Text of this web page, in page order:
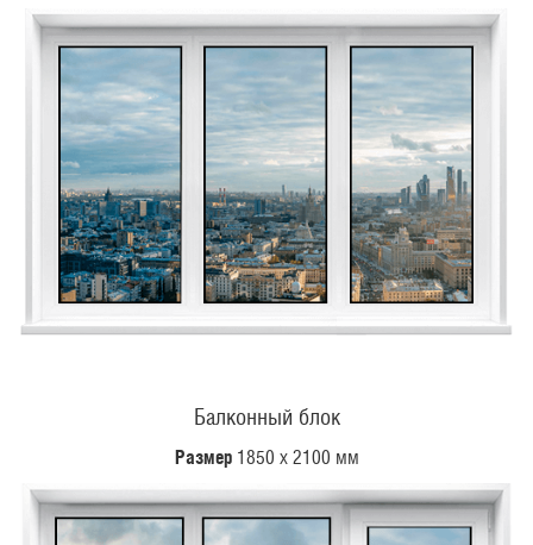
Балконный блок
Размер1850 х 2100 мм